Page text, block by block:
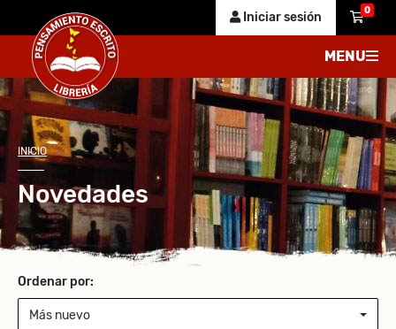
Iniciar sesión 0
MENU
INICIO
Novedades
Ordenar por:
Más nuevo